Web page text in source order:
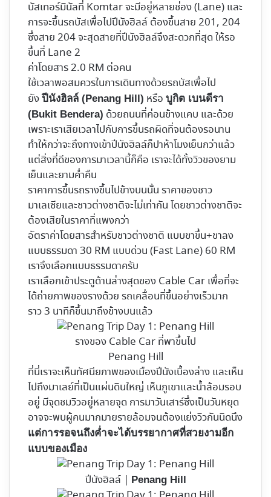
บัสเทอร์มินัลที่ Komtar จะมีอยู่หลายช่อง (Lane) และ
การจะขึ้นรถบัสเพื่อไปปีนังฮิลล์ ต้องขึ้นสาย 201, 204
ซึ่งสาย 204 จะสุดสายที่ปีนังฮิลล์จึงสะดวกที่สุด ให้รอ
ขึ้นที่ Lane 2
ค่าโดยสาร 2.0 RM ต่อคน
ใช้เวลาพอสมควรในการเดินทางด้วยรถบัสเพื่อไป
ยังปีนังฮิลล์ (Penang Hill) หรือ บูกิต เบนดีรา
(Bukit Bendera) ด้วยถนนที่ค่อนข้างแคบ และด้วย
เพราะเราเสียเวลาไปกับการขึ้นรถผิดที่จนต้องรอนาน
ทำให้กว่าจะถึงทางเข้าปีนังฮิลล์ก็ปาห้าโมงเย็นกว่าแล้ว
แต่สิ่งที่ดีของการมาเวลานี้ก็คือ เราจะได้ทั้งวิวของยาม
เย็นและยามค่ำคืน
ราคาการขึ้นรถรางขึ้นไปข้างบนนั้น ราคาของชาว
มาเลเซียและชาวต่างชาติจะไม่เท่ากัน โดยชาวต่างชาติจะ
ต้องเสียในราคาที่แพงกว่า
อัตราค่าโดยสารสำหรับชาวต่างชาติ แบบขาขึ้น+ขาลง
แบบธรรมดา 30 RM แบบด่วน (Fast Lane) 60 RM
เราจึงเลือกแบบธรรมดาครับ
เราเลือกเข้าประตูด้านล่างสุดของ Cable Car เพื่อที่จะ
ได้ถ่ายภาพของรางด้วย รถเคลื่อนที่ขึ้นอย่างเร็วมาก
ราว 3 นาทีก็ขึ้นมาถึงข้างบนแล้ว
รางของ Cable Car ที่พาขึ้นไป
Penang Hill
ที่นี่เราจะเห็นทัศนียภาพของเมืองปีนังเบื้องล่าง และเห็น
ไปถึงมาเลย์ที่เป็นแผ่นดินใหญ่ เห็นภูเขาและน้ำล้อมรอบ
อยู่ มีจุดชมวิวอยู่หลายจุด การมาวันเสาร์ซึ่งเป็นวันหยุด
อาจจะพบผู้คนมากมายรายล้อมจนต้องแย่งวิวกันนิดนึง
แต่การรอจนถึงค่ำจะได้บรรยากาศที่สวยงามอีก
แบบของเมือง
ปีนังฮิลล์ | Penang Hill